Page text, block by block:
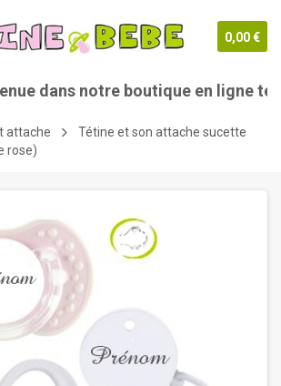
0,00 €
dans notre boutique en ligne
attache
Tétine et son attache sucette
rose)